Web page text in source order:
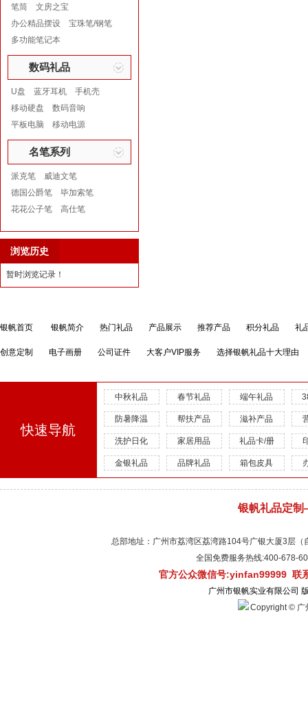
笔筒
文房之宝
办公精品摆设
宝珠笔/钢笔
多功能笔记本
数码礼品
U盘 蓝牙耳机
手机壳
移动硬盘
数码音响
平板电脑
移动电源
名笔系列
派克笔
威迪文笔
德国公爵笔
毕加索笔
花花公子笔
高仕笔
浏览历史
暂时浏览记录！
银帆首页 银帆简介 热门礼品 产品展示 推荐产品 积分礼品 礼
创意定制 电子画册 公司证件 大客户VIP服务 选择银帆礼品十大理由
快速导航
中秋礼品 春节礼品 端午礼品
防暑降温 帮扶产品 滋补产品
洗护日化 家居用品 礼品卡/册
金银礼品 品牌礼品 箱包皮具
银帆礼品定
总部地址：广州市荔湾区荔湾路104号广银大厦3层
全国免费服务热线:400-
官方公众微信号:yinfan99999 联
广州市银帆实业有限公司
Copyright © 广